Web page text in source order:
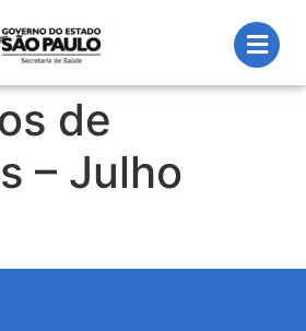
de
– Julho